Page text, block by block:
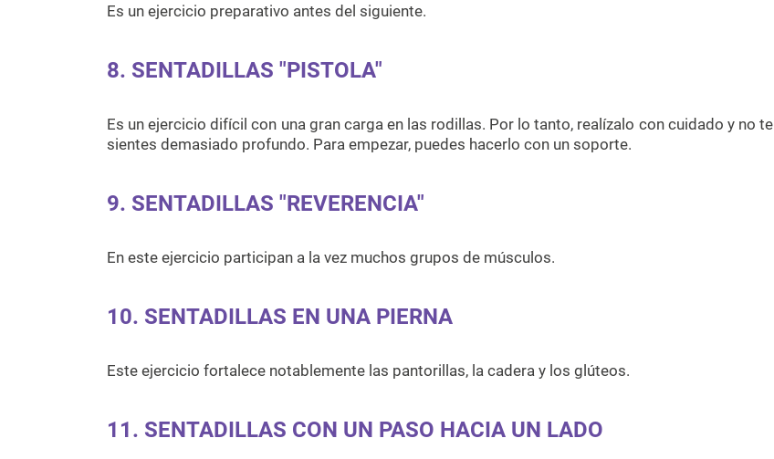
Es un ejercicio preparativo antes del siguiente.
8. SENTADILLAS "PISTOLA"
Es un ejercicio difícil con una gran carga en las rodillas. Por lo tanto, realízalo con cuidado y no te
sientes demasiado profundo. Para empezar, puedes hacerlo con un soporte.
9. SENTADILLAS "REVERENCIA"
En este ejercicio participan a la vez muchos grupos de músculos.
10. SENTADILLAS EN UNA PIERNA
Este ejercicio fortalece notablemente las pantorillas, la cadera y los glúteos.
11. SENTADILLAS CON UN PASO HACIA UN LADO